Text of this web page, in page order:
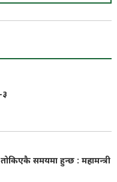
३
समयमा हुन्छ : महामन्त्री